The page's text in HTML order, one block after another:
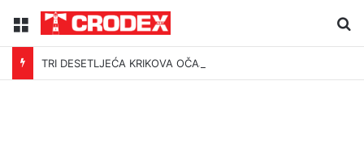
Menu
TRI DESETLJEĆA KRIKOVA OČAJNIKA